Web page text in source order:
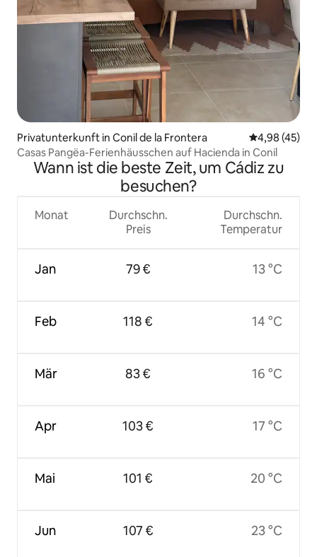
Privatunterkunft in Conil de la Frontera
4,98 (45)
Casas Pangëa-Ferienhäusschen auf Hacienda in Conil
Wann ist die beste Zeit, um Cádiz zu
besuchen?
Monat
Jan
Feb
Mär
Apr
Mai
Jun
Durchschn.
Preis
79 €
118 €
83 €
103 €
101 €
107 €
Durchschn.
Temperatur
13 °C
14 °C
16 °C
17 °C
20 °C
23 °C